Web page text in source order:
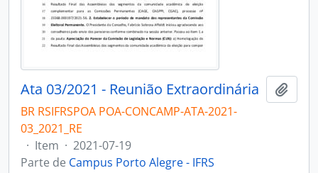
Ata 03/2021 - Reunião Extraordinária
BR RSIFRSPOA POA-CONCAMP-ATA-2021-
03_2021_RE
· Item · 2021-07-19
Parte de Campus Porto Alegre - IFRS